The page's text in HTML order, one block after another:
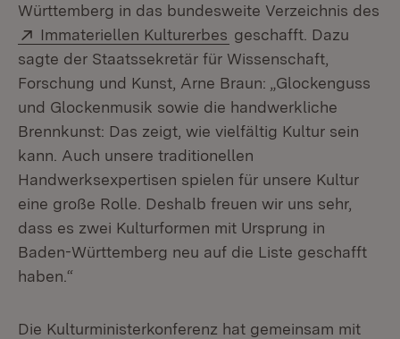
Württemberg in das bundesweite Verzeichnis des
Extern:
Immateriellen Kulturerbes (Öffnet in neuem
geschafft. Dazu
sagte der Staatssekretär für Wissenschaft,
Forschung und Kunst, Arne Braun: „Glockenguss
und Glockenmusik sowie die handwerkliche
Brennkunst: Das zeigt, wie vielfältig Kultur sein
kann. Auch unsere traditionellen
Handwerksexpertisen spielen für unsere Kultur
eine große Rolle. Deshalb freuen wir uns sehr,
dass es zwei Kulturformen mit Ursprung in
Baden-Württemberg neu auf die Liste geschafft
haben.“
Die Kulturministerkonferenz hat gemeinsam mit